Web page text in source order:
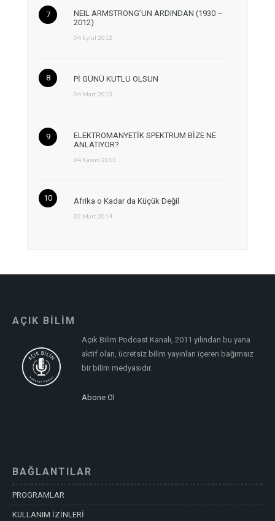
NEIL ARMSTRONG’UN ARDINDAN (1930 –
2012)
04 Eylül 2012
Pİ GÜNÜ KUTLU OLSUN
04 Mart 2013
ELEKTROMANYETİK SPEKTRUM BİZE NE
ANLATIYOR?
04 Kasım 2013
Afrika o Kadar da Küçük Değil
02 Mart 2014
AÇIK BİLİM
Açık Bilim Podcast Kanalı, 2011 yılından bu yana
aktif olan, ücretsiz bilim yayınları içeren bağımsız
bir bilim medyasıdır.
Abone Ol
BAĞLANTILAR
PROGRAMLAR
KULLANIM İZİNLERİ